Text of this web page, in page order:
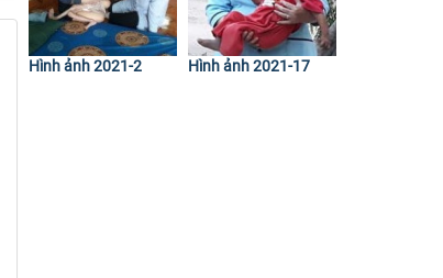
Hình ảnh 2021-2 Hình ảnh 2021-17